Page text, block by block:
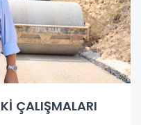
ÇALIŞMALARI